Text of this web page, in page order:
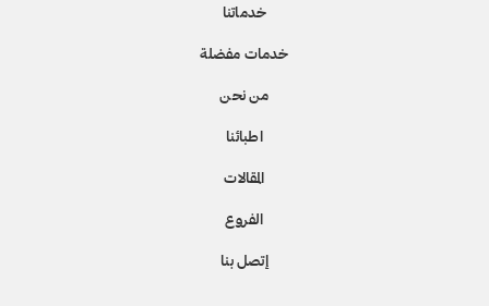
خدماتنا
خدمات مفضلة
من نحن
اطبائنا
المقالات
الفروع
إتصل بنا